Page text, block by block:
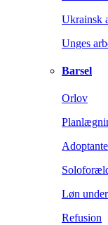
Ukrainsk
Unges
Barsel
Orlov
Løn
Refusion